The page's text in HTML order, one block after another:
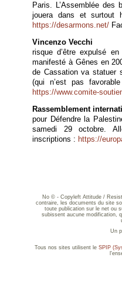
Paris. L’Assemblée
jouera dans et surtout
https://desarmons.net/
Vincenzo Vecchi
risque d’être expulsé
manifesté à Gênes en
de Cassation va statuer
(qui n’est pas
https://www.comite-
Rassemblement
pour Défendre la
samedi 29 octobre.
inscriptions : https://
No © - Copyleft Attitude /
contraire, les documents du site
toute publication sur le net ou
subissent aucune modification,
Un
Tous nos sites utilisent le SPIP